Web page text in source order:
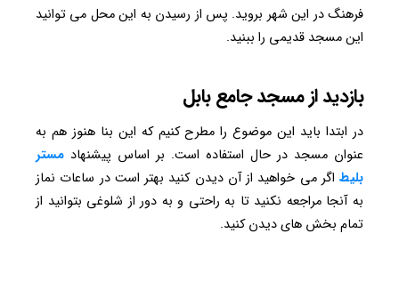
فرهنگ در این شهر بروید. پس از رسیدن به این محل می توانید
این مسجد قدیمی را ببنید.
بازدید از مسجد جامع بابل
در ابتدا باید این موضوع را مطرح کنیم که این بنا هنوز هم به
عنوان مسجد در حال استفاده است. بر اساس پیشنهاد مستر
بلیط اگر می خواهید از آن دیدن کنید بهتر است در ساعات نماز
به آنجا مراجعه نکنید تا به راحتی و به دور از شلوغی بتوانید از
تمام بخش های دیدن کنید.